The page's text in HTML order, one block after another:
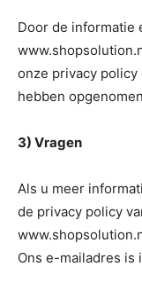
Door de informatie
onze privacy
hebben
3) Vragen
Als u meer
de privacy policy
Ons e-mailadres is